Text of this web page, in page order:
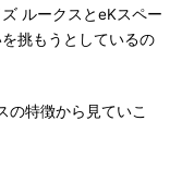
ルークスとeKスペー
挑もうとしているの
特徴から見ていこ